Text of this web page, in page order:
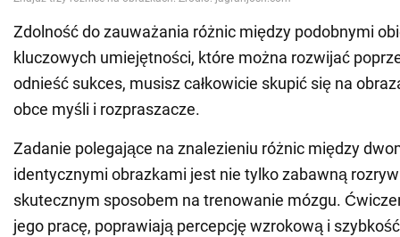
Zdolność do zauważania różnic między podobnymi
kluczowych umiejętności, które można rozwijać
odnieść sukces, musisz całkowicie skupić się na
obce myśli i rozpraszacze.
Zadanie polegające na znalezieniu różnic między
identycznymi obrazkami jest nie tylko zabawną
skutecznym sposobem na trenowanie mózgu.
jego pracę, poprawiają percepcję wzrokową i